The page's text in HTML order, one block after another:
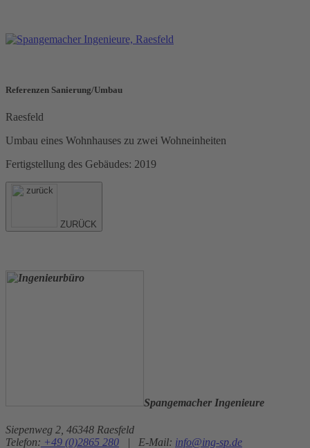
Referenzen Sanierung/Umbau
Raesfeld
Umbau eines Wohnhauses zu zwei Wohneinheiten
Fertigstellung des Gebäudes: 2019
ZURÜCK
Spangemacher Ingenieure
Siepenweg 2, 46348 Raesfeld
Telefon: +49 (0)2865 280 | E-Mail: info@ing-sp.de